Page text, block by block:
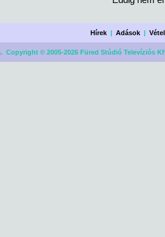
Hírek |Adások |
Copyright © 2005-2026 Füred Stúdió Televíziós